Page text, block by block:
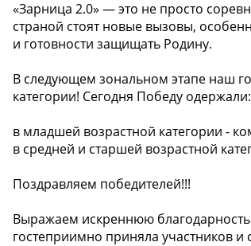
«Зарница 2.0» — это не просто
страной стоят новые вызовы,
и готовности защищать Родину.
В следующем зональном этапе наш
категории! Сегодня Победу одержали:
в младшей возрастной категории -
в средней и старшей возрастной
Поздравляем победителей!!!
Выражаем искреннюю благодарность
гостеприимно приняла участников